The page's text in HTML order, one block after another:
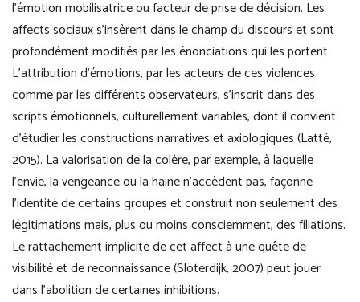
l’émotion mobilisatrice ou facteur de prise de décision. Les
affects sociaux s’insèrent dans le champ du discours et sont
profondément modifiés par les énonciations qui les portent.
L’attribution d’émotions, par les acteurs de ces violences
comme par les différents observateurs, s’inscrit dans des
scripts émotionnels, culturellement variables, dont il convient
d’étudier les constructions narratives et axiologiques (Latté,
2015). La valorisation de la colère, par exemple, à laquelle
l’envie, la vengeance ou la haine n’accèdent pas, façonne
l’identité de certains groupes et construit non seulement des
légitimations mais, plus ou moins consciemment, des filiations.
Le rattachement implicite de cet affect à une quête de
visibilité et de reconnaissance (Sloterdijk, 2007) peut jouer
dans l’abolition de certaines inhibitions.